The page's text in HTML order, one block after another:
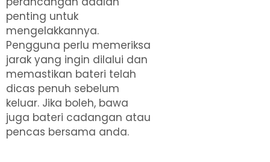
penting untuk
mengelakkannya.
Pengguna perlu memeriksa
jarak yang ingin dilalui dan
memastikan bateri telah
dicas penuh sebelum
keluar. Jika boleh, bawa
juga bateri cadangan atau
pencas bersama anda.